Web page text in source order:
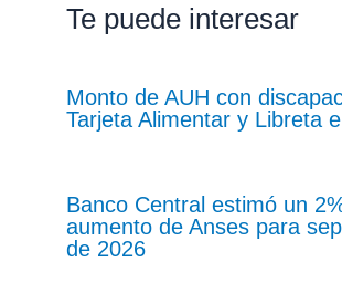
Te puede interesar
Monto de AUH con
Tarjeta Alimentar y Libreta
Banco Central estimó un
aumento de Anses para
de 2026